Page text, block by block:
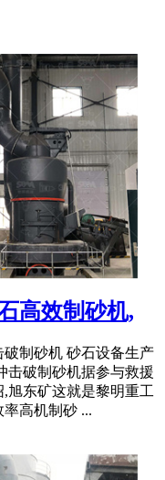
高效制砂机,
制砂机 砂石设备生产
击破制砂机据参与救援
旭东矿这就是黎明重工
高机制砂 ...